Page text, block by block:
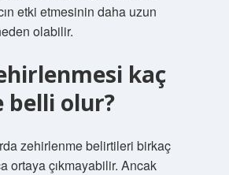
etki etmesinin daha uzun
olabilir.
kaç
belli olur?
zehirlenme belirtileri birkaç
ortaya çıkmayabilir. Ancak